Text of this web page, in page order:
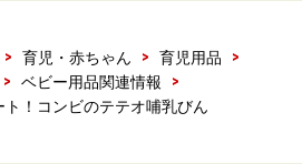
> 育児・赤ちゃん > 育児用品
>
> ベビー用品関連情報
>
ト！コンビのテテオ哺乳びん